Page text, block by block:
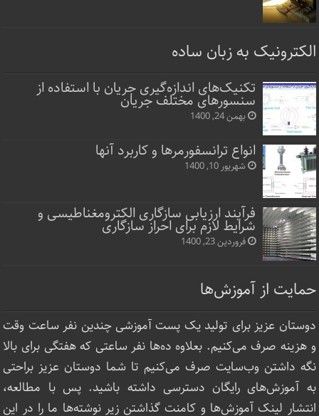
الکترونیک به زبان ساده
تکنیک‌های اندازه‌گیری جریان با استفاده از
سنسورهای مختلف جریان
بهمن 24, 1400
انواع ترانسفورمرها و کاربرد آنها
شهریور 10, 1400
فرآیند ارزیابی سازگاری الکترومغناطیسی و
شرایط لازم برای احراز سازگاری
فروردین 23, 1400
حمایت از آموزش‌ها
دوستان عزیز برای تولید یک پست آموزشی چندین نفر ساعت‌ وقت
و هزینه صرف می‌کنیم. بعلاوه ده‌ها نفر ساعتی که هفتگی برای بالا
نگه داشتن وب‌سایت صرف ‌می‌کنیم تا شما دوستان عزیز براحتی
به آموزش‌های رایگان دسترسی داشته باشید. پس با مطالعه،
انتشار لینک‌ آموزش‌ها و کامنت گذاشتن زیر نوشته‌‌ها ما را در این